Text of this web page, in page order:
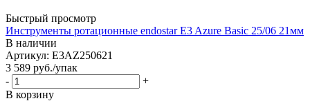
Быстрый просмотр
Инструменты ротационные endostar E3 Azure Basic 25/06 21мм
В наличии
Артикул: E3AZ250621
3 589 руб./упак
-
+
В корзину